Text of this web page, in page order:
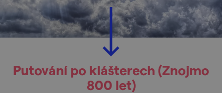
Putování po klášterech (Znojmo
800 let)